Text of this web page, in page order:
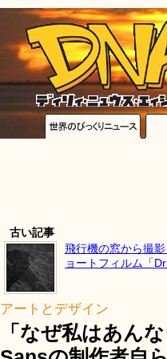
古い記事
飛行機の窓から撮
ョートフィルム「
アートとデザイン
「なぜ私はあん